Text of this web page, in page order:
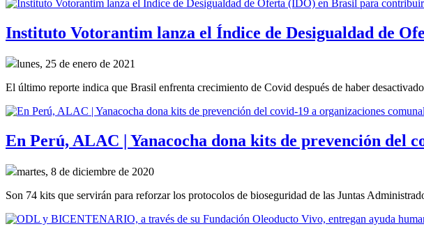
Instituto Votorantim lanza el Índice de Desigualdad de
lunes, 25 de enero de 2021
El último reporte indica que Brasil enfrenta crecimiento de Covid después de haber
En Perú, ALAC | Yanacocha dona kits de prevención del
martes, 8 de diciembre de 2020
Son 74 kits que servirán para reforzar los protocolos de bioseguridad de las Juntas